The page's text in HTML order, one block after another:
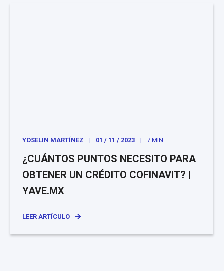
YOSELIN MARTÍNEZ 01 / 11 / 2023 7 MIN.
¿CUÁNTOS PUNTOS NECESITO PARA
OBTENER UN CRÉDITO COFINAVIT? |
YAVE.MX
LEER ARTÍCULO